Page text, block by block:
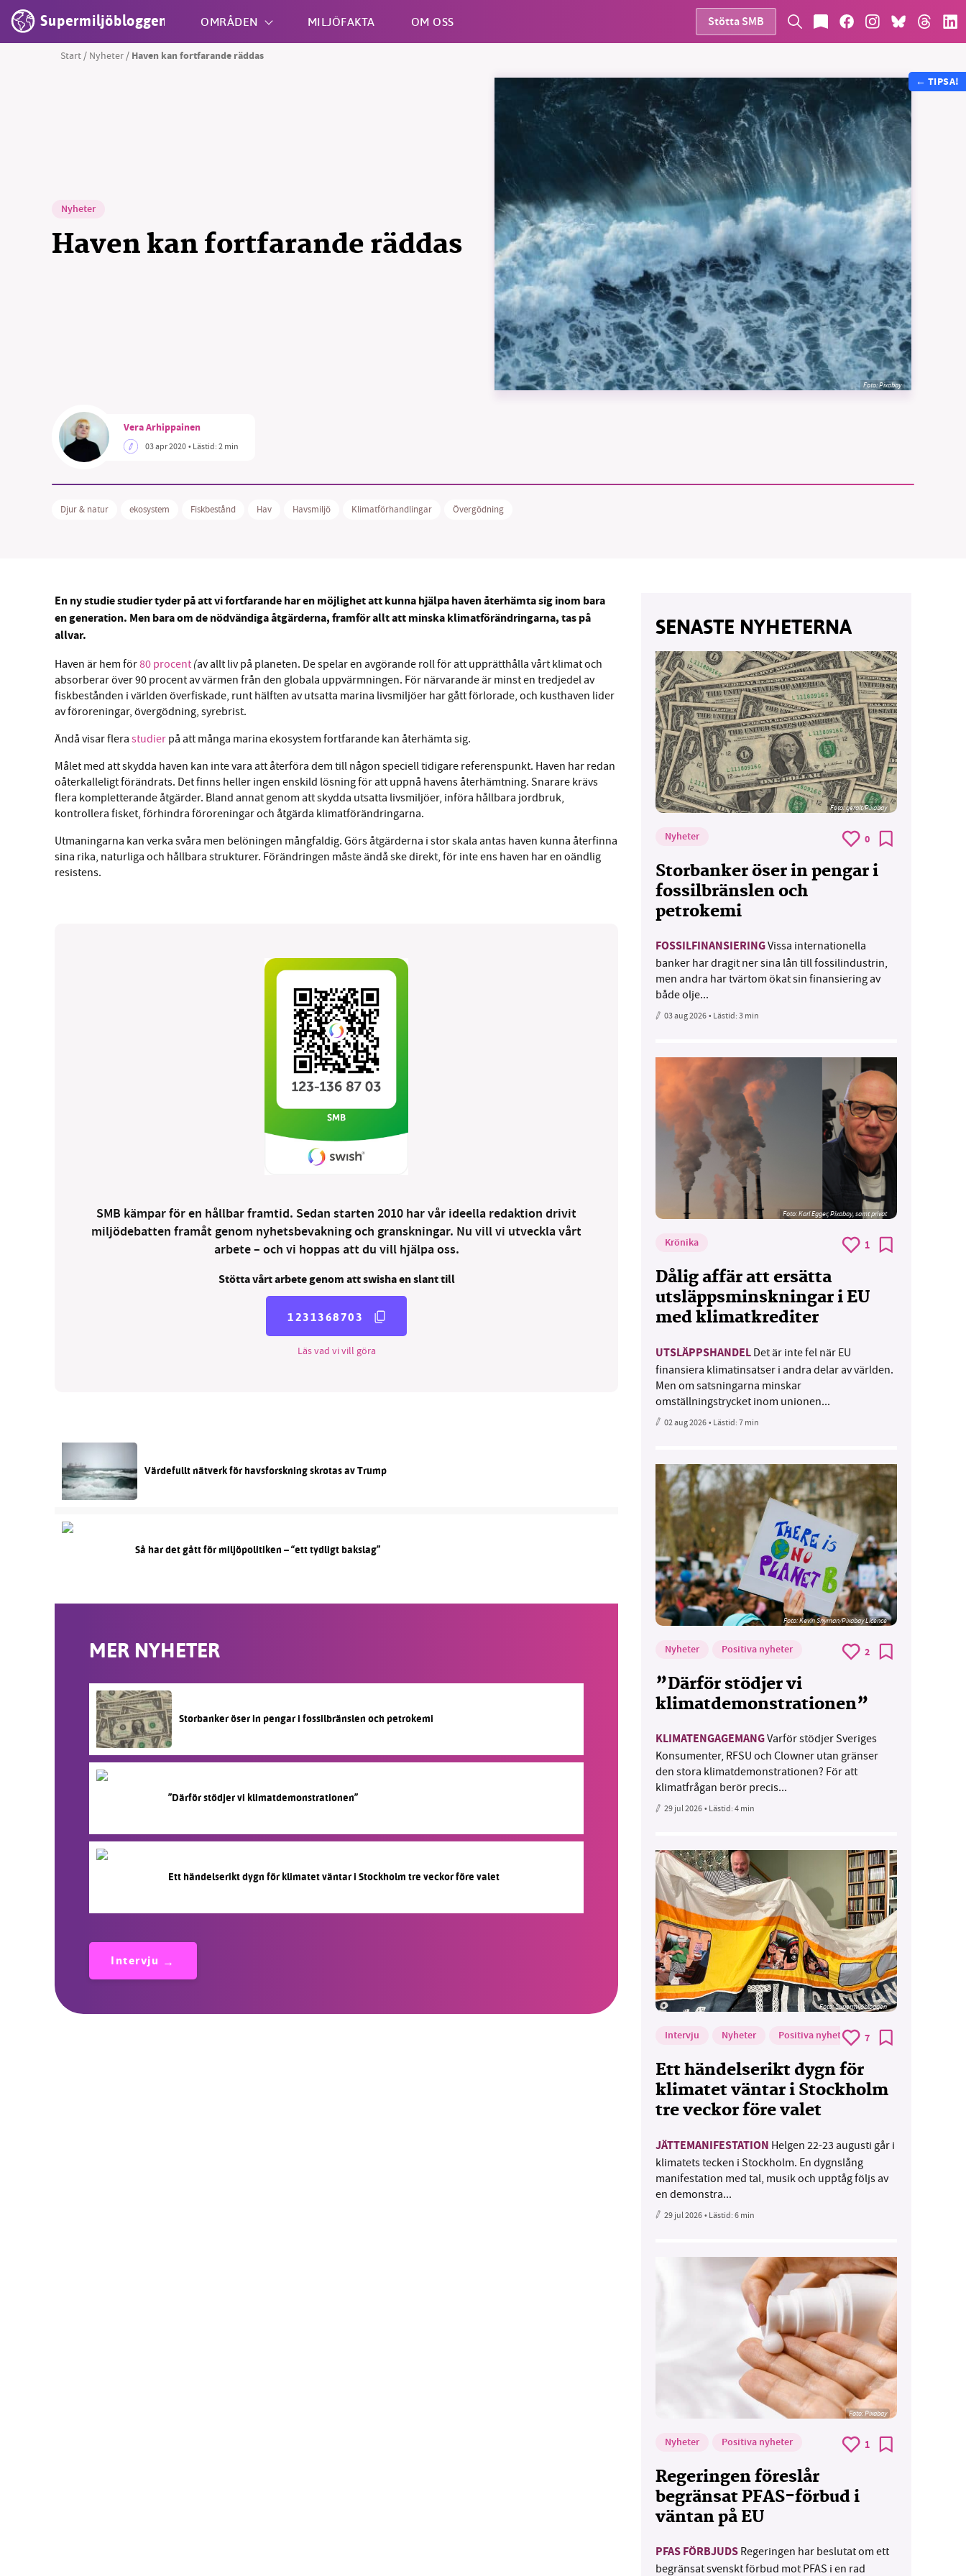
Supermiljöbloggen OMRÅDEN MILJÖFAKTA OM OSS Stötta SMB
Start / Nyheter / Haven kan fortfarande räddas
Nyheter
Haven kan fortfarande räddas
Foto:Pixabay
Vera Arhippainen
03 apr 2020• Lästid:2 min
Djur & natur ekosystem Fiskbestånd Hav Havsmiljö Klimatförhandlingar Övergödning
En ny studie studier tyder på att vi fortfarande har en möjlighet att kunna hjälpa haven återhämta sig inom bara
en generation. Men bara om de nödvändiga åtgärderna, framför allt att minska klimatförändringarna, tas på
allvar.
Haven är hem för80 procent (av allt liv på planeten. De spelar en avgörande roll för att upprätthålla vårt klimat och
absorberar över 90 procent av värmen från den globala uppvärmningen. För närvarande är minst en tredjedel av
fiskbestånden i världen överfiskade, runt hälften av utsatta marina livsmiljöer har gått förlorade, och kusthaven lider
av föroreningar, övergödning, syrebrist.
Ändå visar flera studier på att många marina ekosystem fortfarande kan återhämta sig.
Målet med att skydda haven kan inte vara att återföra dem till någon speciell tidigare referenspunkt. Haven har redan
oåterkalleligt förändrats. Det finns heller ingen enskild lösning för att uppnå havens återhämtning. Snarare krävs
flera kompletterande åtgärder. Bland annat genom att skydda utsatta livsmiljöer, införa hållbara jordbruk,
kontrollera fisket, förhindra föroreningar och åtgärda klimatförändringarna.
Utmaningarna kan verka svåra men belöningen mångfaldig. Görs åtgärderna i stor skala antas haven kunna återfinna
sina rika, naturliga och hållbara strukturer. Förändringen måste ändå ske direkt, för inte ens haven har en oändlig
resistens.
SMB kämpar för en hållbar framtid. Sedan starten 2010 har vår ideella redaktion drivit
miljödebatten framåt genom nyhetsbevakning och granskningar. Nu vill vi utveckla vårt
arbete – och vi hoppas att du vill hjälpa oss.
Stötta vårt arbete genom att swisha en slant till
1231368703
Läs vad vi vill göra
Värdefullt nätverk för havsforskning skrotas av Trump
Så har det gått för miljöpolitiken – “ett tydligt bakslag”
MER NYHETER
Storbanker öser in pengar i fossilbränslen och petrokemi
”Därför stödjer vi klimatdemonstrationen”
Ett händelserikt dygn för klimatet väntar i Stockholm tre veckor före valet
Intervju
SENASTE NYHETERNA
Foto:geralt/Pixabay
Nyheter 0
Storbanker öser in pengar i
fossilbränslen och
petrokemi
FOSSILFINANSIERINGVissa internationella
banker har dragit ner sina lån till fossilindustrin,
men andra har tvärtom ökat sin finansiering av
både olje...
03 aug 2026• Lästid:3 min
Foto:Karl Egger, Pixabay, samt privat
Krönika 1
Dålig affär att ersätta
utsläppsminskningar i EU
med klimatkrediter
UTSLÄPPSHANDEL Det är inte fel när EU
finansiera klimatinsatser i andra delar av världen.
Men om satsningarna minskar
omställningstrycket inom unionen...
02 aug 2026• Lästid:7 min
Foto:Kevin Snyman/Pixabay Licence
Nyheter Positiva nyheter 2
”Därför stödjer vi
klimatdemonstrationen”
KLIMATENGAGEMANGVarför stödjer Sveriges
Konsumenter, RFSU och Clowner utan gränser
den stora klimatdemonstrationen? För att
klimatfrågan berör precis...
29 jul 2026• Lästid:4 min
Foto: Supermijöbloggen
Intervju Nyheter Positiva nyheter 7
Ett händelserikt dygn för
klimatet väntar i Stockholm
tre veckor före valet
JÄTTEMANIFESTATION Helgen 22-23 augusti går i
klimatets tecken i Stockholm. En dygnslång
manifestation med tal, musik och upptåg följs av
en demonstra...
29 jul 2026• Lästid:6 min
Foto:Pixabay
Nyheter Positiva nyheter 1
Regeringen föreslår
begränsat PFAS-förbud i
väntan på EU
PFAS FÖRBJUDS Regeringen har beslutat om ett
begränsat svenskt förbud mot PFAS i en rad
← TIPSA!